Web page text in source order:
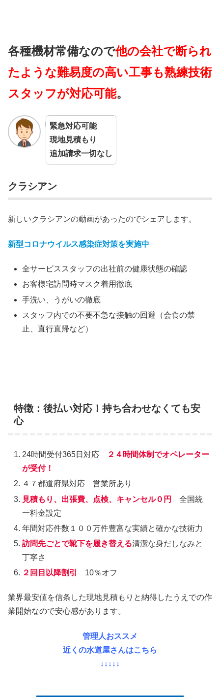
各種機材常備なので他の会社で断られ
たような難易度の高い工事も熟練技術
スタッフが対応可能。
緊急対応可能
現地見積もり
追加請求一切なし
クラシアン
新しいクラシアンの動画があったのでシェアします。
新型コロナウイルス感染症対策を実施中
全サービススタッフの出社前の健康状態の確認
お客様宅訪問時マスク着用徹底
手洗い、うがいの徹底
スタッフ内での不要不急な接触の回避（会食の禁
止、直行直帰など）
特徴：後払い対応！持ち合わせなくても安
心
24時間受付365日対応
２４時間体制でオペレーター
が受付！
４７都道府県対応 営業所あり
見積もり、出張費、点検、キャンセル０円
全国統
一料金設定
年間対応件数１００万件豊富な実績と確かな技術力
訪問先ごとで靴下を履き替える清潔な身だしなみと
丁寧さ
２回目以降割引
10％オフ
業界最安値を信条した現地見積もりと納得したうえでの作
業開始なので安心感があります。
管理人おススメ
近くの水道屋さんはこちら
↓↓↓↓↓